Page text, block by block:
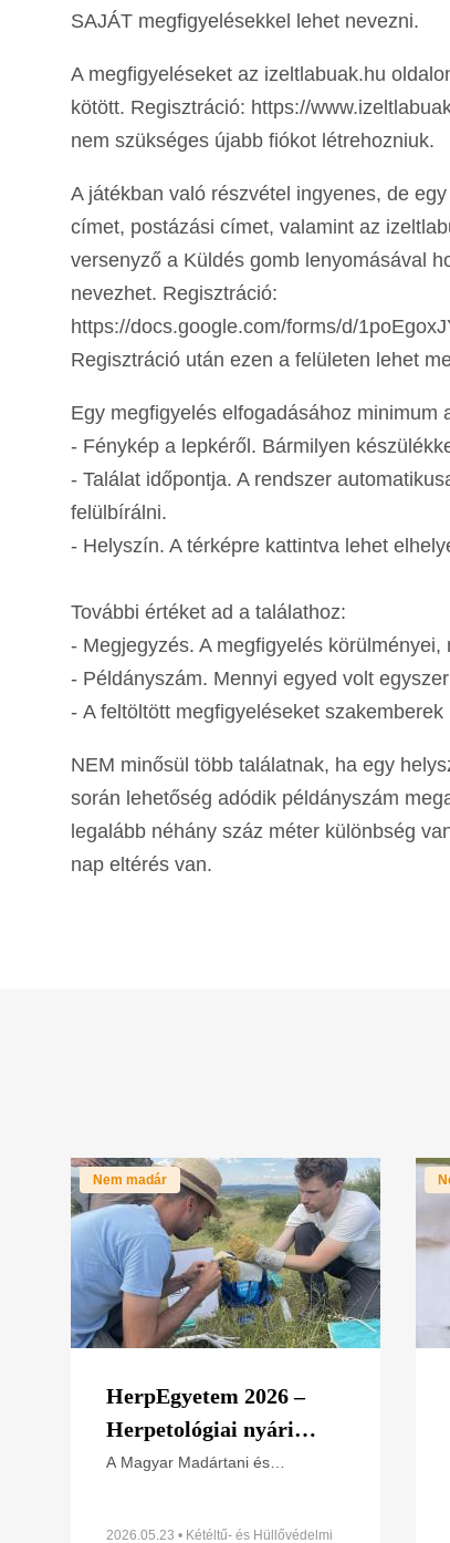
SAJÁT megfigyelésekkel lehet nevezni.
A megfigyeléseket az izeltlabuak.hu
kötött. Regisztráció: https://
nem szükséges újabb fiókot létrehozniuk.
A játékban való részvétel ingyenes, de
címet, postázási címet, valamint az
versenyző a Küldés gomb lenyomásával
nevezhet. Regisztráció:
https://docs.google.com/forms/d/
Regisztráció után ezen a felületen lehet
Egy megfigyelés elfogadásához
- Fénykép a lepkéről. Bármilyen
- Találat időpontja. A rendszer
felülbírálni.
- Helyszín. A térképre kattintva lehet
További értéket ad a találathoz:
- Megjegyzés. A megfigyelés
- Példányszám. Mennyi egyed volt
- A feltöltött megfigyeléseket szakemberek
NEM minősül több találatnak, ha egy
során lehetőség adódik példányszám
legalább néhány száz méter különbség
nap eltérés van.
Nem madár
HerpEgyetem 2026 –
Herpetológiai nyári
egyetem
A Magyar Madártani és
Szakosztálya (MME–KHVSz) első
2026.05.23 • Kétéltű- és Hüllővédelmi